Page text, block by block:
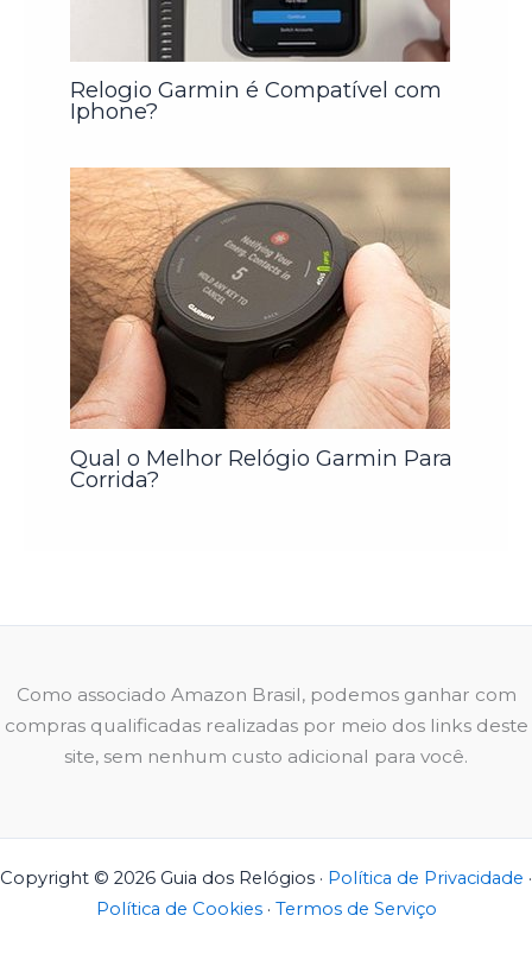
Relogio Garmin é Compatível com
Iphone?
Qual o Melhor Relógio Garmin Para
Corrida?
Como associado Amazon Brasil, podemos ganhar com
compras qualificadas realizadas por meio dos links deste
site, sem nenhum custo adicional para você.
Copyright © 2026 Guia dos Relógios · Política de Privacidade ·
Política de Cookies· Termos de Serviço